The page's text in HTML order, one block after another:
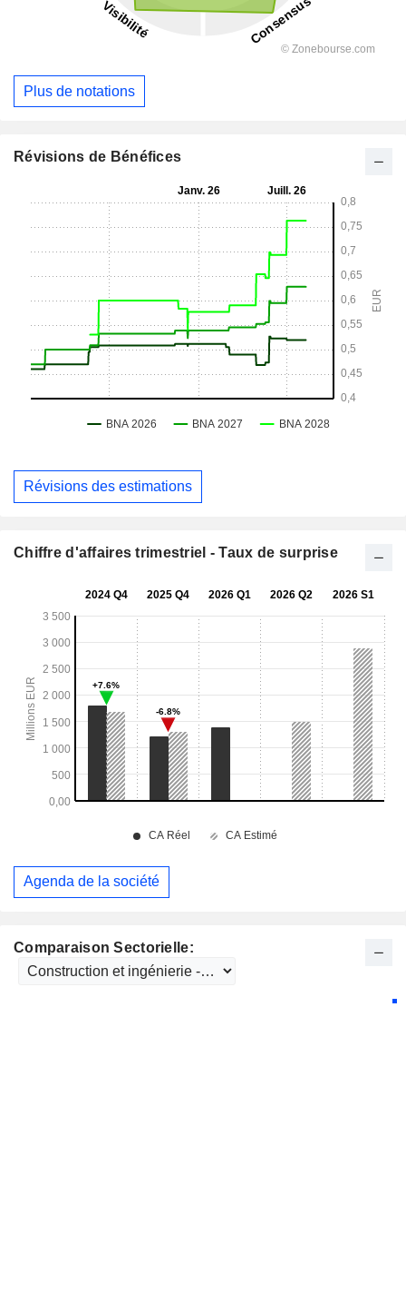
Comparaison Sectorielle:
Plus de notations
Révisions de Bénéfices
Révisions des estimations
Chiffre d'affaires trimestriel - Taux de surprise
Agenda de la société